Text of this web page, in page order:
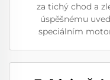
za tichý chod a
úspěšnému
speciálním